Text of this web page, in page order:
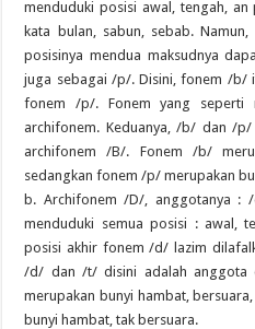
menduduki posisi awal, tengah,
kata bulan, sabun, sebab.
posisinya mendua maksudnya
juga sebagai /p/. Disini, fonem /b/
fonem /p/. Fonem yang seperti
archifonem. Keduanya, /b/ dan /
archifonem /B/. Fonem /b/
sedangkan fonem /p/ merupakan
b. Archifonem /D/, anggotanya
menduduki semua posisi : awal,
posisi akhir fonem /d/ lazim
/d/ dan /t/ disini adalah anggota
merupakan bunyi hambat,
bunyi hambat, tak bersuara.